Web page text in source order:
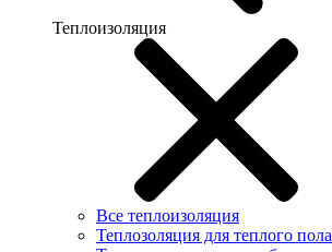
Теплоизоляция
Все теплоизоляция
Теплозоляция для теплого пола